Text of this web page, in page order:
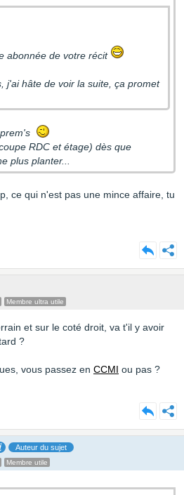
abonnée de votre récit
j'ai hâte de voir la suite, ça promet
RDC et étage) dès que
plus planter...
ce qui n'est pas une mince affaire, tu
Membre ultra utile
et sur le coté droit, va t'il y avoir
?
vous passez en CCMI ou pas ?
Auteur du sujet
Membre utile